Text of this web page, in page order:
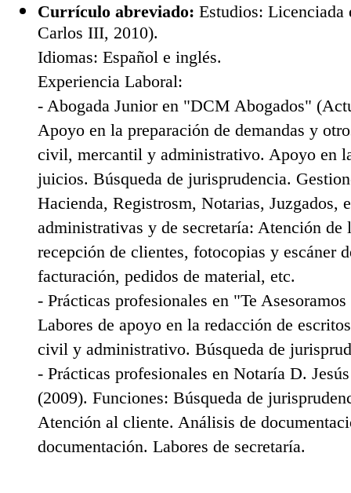
Currículo abreviado: Estudios: Licenciada
Carlos III, 2010).
Idiomas: Español e inglés.
Experiencia Laboral:
- Abogada Junior en "DCM Abogados"
Apoyo en la preparación de demandas y
civil, mercantil y administrativo. Apoyo en
juicios. Búsqueda de jurisprudencia.
Hacienda, Registrosm, Notarias, Juzgados,
administrativas y de secretaría: Atención de
recepción de clientes, fotocopias y escáner
facturación, pedidos de material, etc.
- Prácticas profesionales en "Te
Labores de apoyo en la redacción de
civil y administrativo. Búsqueda de
- Prácticas profesionales en Notaría D.
(2009). Funciones: Búsqueda de
Atención al cliente. Análisis de
documentación. Labores de secretaría.